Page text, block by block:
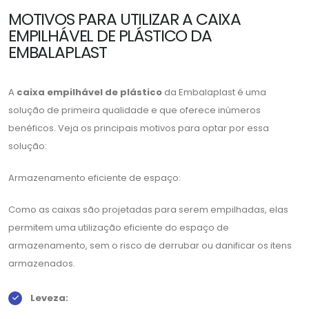
MOTIVOS PARA UTILIZAR A CAIXA
EMPILHÁVEL DE PLÁSTICO DA
EMBALAPLAST
A caixa empilhável de plástico da Embalaplast é uma
solução de primeira qualidade e que oferece inúmeros
benéficos. Veja os principais motivos para optar por essa
solução:
Armazenamento eficiente de espaço:
Como as caixas são projetadas para serem empilhadas, elas
permitem uma utilização eficiente do espaço de
armazenamento, sem o risco de derrubar ou danificar os itens
armazenados.
Leveza: